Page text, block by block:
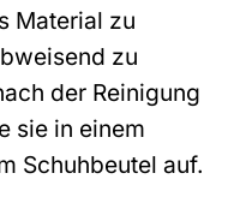
Material zu
zu
der Reinigung
sie in einem
Schuhbeutel auf.